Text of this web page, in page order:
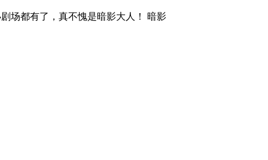
场都有了，真不愧是暗影大人！ 暗影